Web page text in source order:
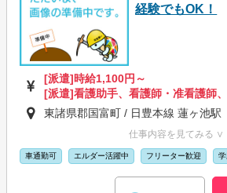
経験でもOK！
[派遣]時給1,100円～
[派遣]看護助手、看護師・准看護師
東諸県郡国富町 / 日豊本線 蓮ヶ池駅
仕事内容を見てみる ∨
車通勤可 エルダー活躍中 フリーター歓迎